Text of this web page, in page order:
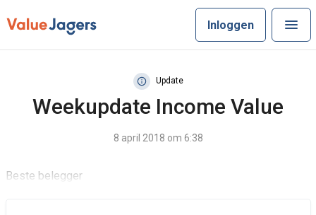
Inloggen
Update
Weekupdate Income Value
8 april 2018 om 6:38
Beste belegger